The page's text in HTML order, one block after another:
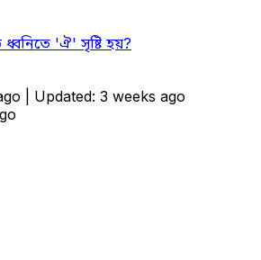
'ঐ' সৃষ্টি হয়?
| Updated: 3 weeks ago